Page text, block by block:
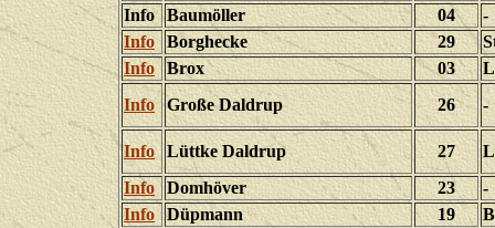
Info
Baumöller 04
-
Info
Borghecke 29
Info
Brox 03
Info
Große Daldrup 26 -
Info Lüttke Daldrup 27
Info
Domhöver 23
-
Info
Düpmann 19